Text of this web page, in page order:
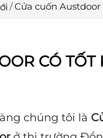
Cửa cuốn
CÓ TỐT
chúng tôi là